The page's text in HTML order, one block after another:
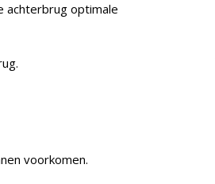
achterbrug optimale
voorkomen.